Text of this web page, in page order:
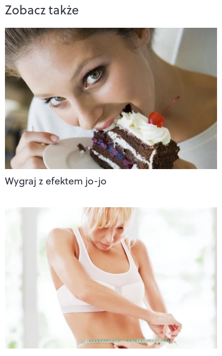
Zobacz także
Wygraj z efektem jo-jo